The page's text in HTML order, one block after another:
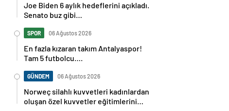
Joe Biden 6 aylık hedeflerini açıkladı.
Senato buz gibi…
SPOR 06 Ağustos 2026
En fazla kızaran takım Antalyaspor!
Tam 5 futbolcu….
GÜNDEM 06 Ağustos 2026
Norweç silahlı kuvvetleri kadınlardan
oluşan özel kuvvetler eğitimlerini